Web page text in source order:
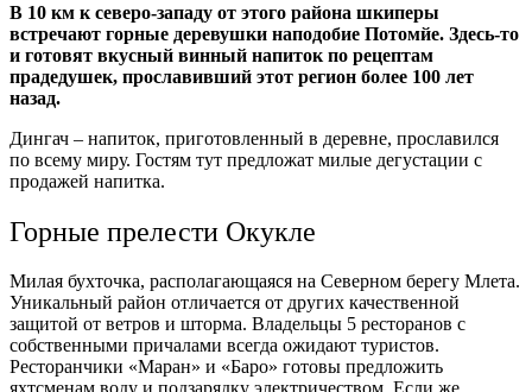
В 10 км к северо-западу от этого района шкиперы
встречают горные деревушки наподобие Потомйе. Здесь-то
и готовят вкусный винный напиток по рецептам
прадедушек, прославивший этот регион более 100 лет
назад.
Дингач – напиток, приготовленный в деревне, прославился
по всему миру. Гостям тут предложат милые дегустации с
продажей напитка.
Горные прелести Окукле
Милая бухточка, располагающаяся на Северном берегу Млета.
Уникальный район отличается от других качественной
защитой от ветров и шторма. Владельцы 5 ресторанов с
собственными причалами всегда ожидают туристов.
Ресторанчики «Маран» и «Баро» готовы предложить